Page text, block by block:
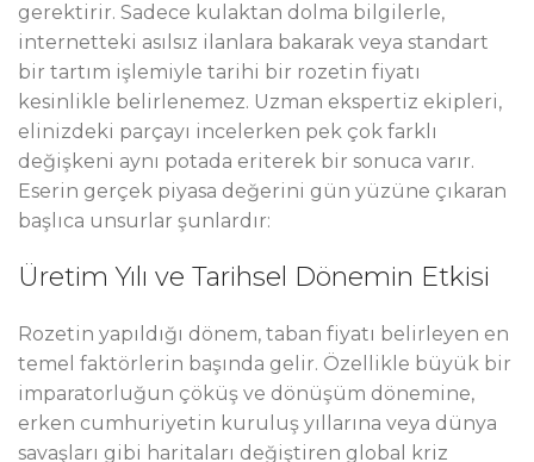
gerektirir. Sadece kulaktan dolma bilgilerle,
internetteki asılsız ilanlara bakarak veya standart
bir tartım işlemiyle tarihi bir rozetin fiyatı
kesinlikle belirlenemez. Uzman ekspertiz ekipleri,
elinizdeki parçayı incelerken pek çok farklı
değişkeni aynı potada eriterek bir sonuca varır.
Eserin gerçek piyasa değerini gün yüzüne çıkaran
başlıca unsurlar şunlardır:
Üretim Yılı ve Tarihsel Dönemin Etkisi
Rozetin yapıldığı dönem, taban fiyatı belirleyen en
temel faktörlerin başında gelir. Özellikle büyük bir
imparatorluğun çöküş ve dönüşüm dönemine,
erken cumhuriyetin kuruluş yıllarına veya dünya
savaşları gibi haritaları değiştiren global kriz